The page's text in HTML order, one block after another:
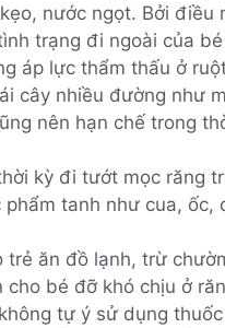
nước ngọt. Bởi điều
trạng đi ngoài của
áp lực thẩm thấu ở
cây nhiều đường như
nên hạn chế trong
kỳ đi tướt mọc răng
tanh như cua, ốc,
trẻ ăn đồ lạnh, trừ
cho bé đỡ khó chịu ở
tự ý sử dụng